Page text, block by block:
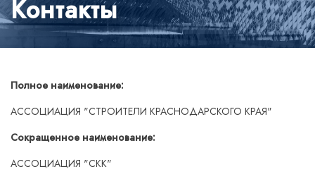
Контакты
Полное наименование:
АССОЦИАЦИЯ "СТРОИТЕЛИ КРАСНОДАРСКОГО КРАЯ"
Сокращенное наименование:
АССОЦИАЦИЯ "СКК"